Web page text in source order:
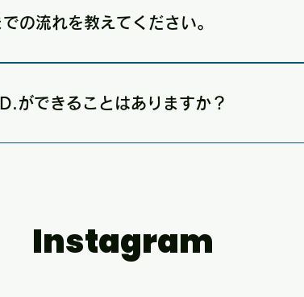
の流れを教えてください。
社での広告掲出ガイドラインを確認し、ご契約とな
ができることはありますか？
Instagram